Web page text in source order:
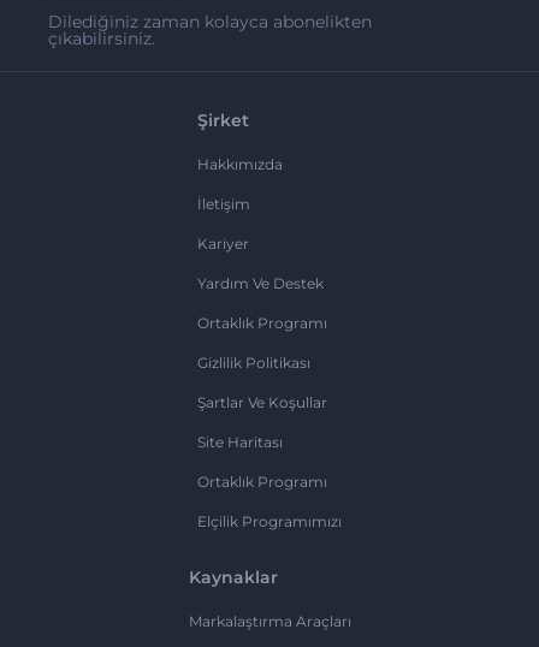
Dilediğiniz zaman kolayca abonelikten
çıkabilirsiniz.
Şirket
Hakkımızda
İletişim
Kariyer
Yardım Ve Destek
Ortaklık Programı
Gizlilik Politikası
Şartlar Ve Koşullar
Site Haritası
Ortaklık Programı
Elçilik Programımızı
Kaynaklar
Markalaştırma Araçları